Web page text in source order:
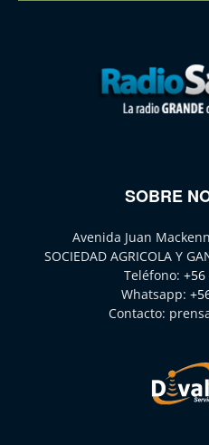
SOBRE
Avenida Juan
SOCIEDAD AGRICOLA Y
Teléfono: +56
Whatsapp:
Contacto: